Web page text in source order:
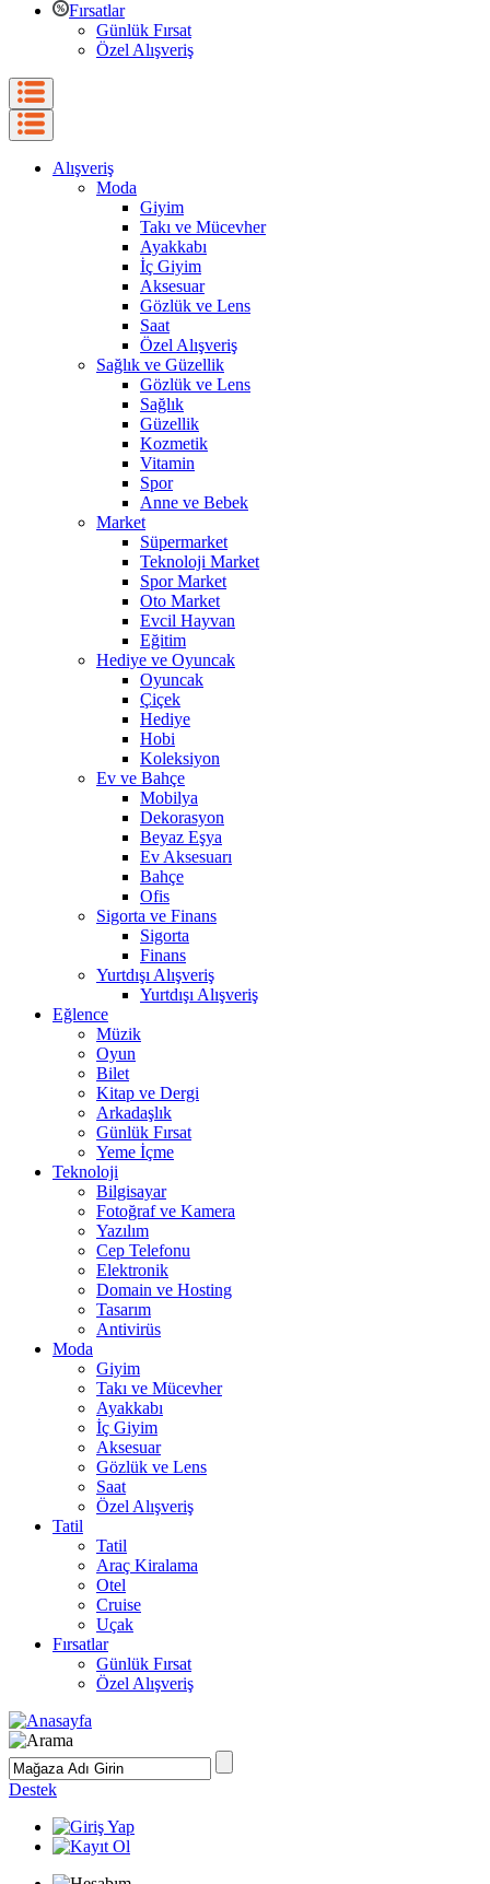
Fırsatlar
Günlük Fırsat
Özel Alışveriş
Alışveriş
Moda
Giyim
Takı ve Mücevher
Ayakkabı
İç Giyim
Aksesuar
Gözlük ve Lens
Saat
Özel Alışveriş
Sağlık ve Güzellik
Gözlük ve Lens
Sağlık
Güzellik
Kozmetik
Vitamin
Spor
Anne ve Bebek
Market
Süpermarket
Teknoloji Market
Spor Market
Oto Market
Evcil Hayvan
Eğitim
Hediye ve Oyuncak
Oyuncak
Çiçek
Hediye
Hobi
Koleksiyon
Ev ve Bahçe
Mobilya
Dekorasyon
Beyaz Eşya
Ev Aksesuarı
Bahçe
Ofis
Sigorta ve Finans
Sigorta
Finans
Yurtdışı Alışveriş
Yurtdışı Alışveriş
Eğlence
Müzik
Oyun
Bilet
Kitap ve Dergi
Arkadaşlık
Günlük Fırsat
Yeme İçme
Teknoloji
Bilgisayar
Fotoğraf ve Kamera
Yazılım
Cep Telefonu
Elektronik
Domain ve Hosting
Tasarım
Antivirüs
Moda
Giyim
Takı ve Mücevher
Ayakkabı
İç Giyim
Aksesuar
Gözlük ve Lens
Saat
Özel Alışveriş
Tatil
Tatil
Araç Kiralama
Otel
Cruise
Uçak
Fırsatlar
Günlük Fırsat
Özel Alışveriş
Destek